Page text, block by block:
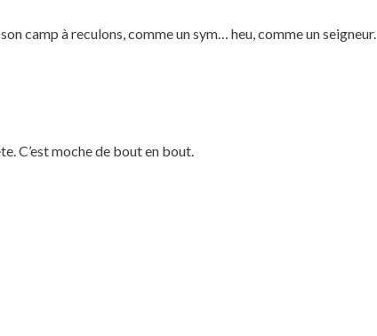
camp à reculons, comme un sym… heu, comme un seigneur.
C’est moche de bout en bout.